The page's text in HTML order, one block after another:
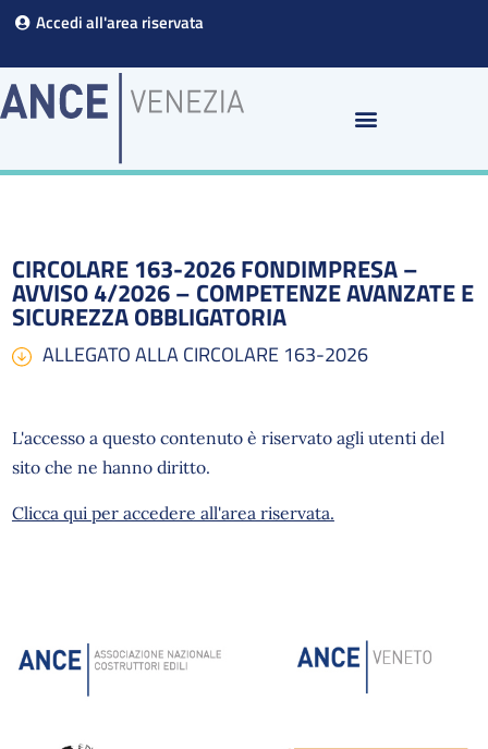
Vai
contenuto
Accedi all'area riservata
CIRCOLARE 163-2026 FONDIMPRESA –
AVVISO 4/2026 – COMPETENZE AVANZATE E
SICUREZZA OBBLIGATORIA
ALLEGATO ALLA CIRCOLARE 163-2026
L'accesso a questo contenuto è riservato agli utenti del
sito che ne hanno diritto.
Clicca qui per accedere all'area riservata.